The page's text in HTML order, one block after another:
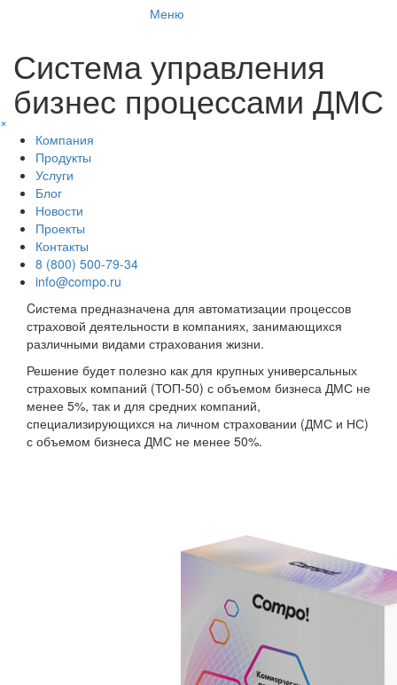
Меню
Система управления
бизнес процессами ДМС
×
Компания
Продукты
Услуги
Блог
Новости
Проекты
Контакты
8 (800) 500-79-34
info@compo.ru
Cистема предназначена для автоматизации процессов
страховой деятельности в компаниях, занимающихся
различными видами страхования жизни.
Решение будет полезно как для крупных универсальных
страховых компаний (ТОП-50) с объемом бизнеса ДМС не
менее 5%, так и для средних компаний,
специализирующихся на личном страховании (ДМС и НС)
с объемом бизнеса ДМС не менее 50%.